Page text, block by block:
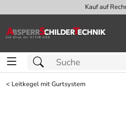
Kauf auf
< Leitkegel mit Gurtsystem